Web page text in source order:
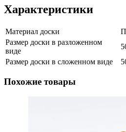
Характеристики
Материал доски
Размер доски в разложенном
виде
Размер доски в сложенном виде
Похожие товары